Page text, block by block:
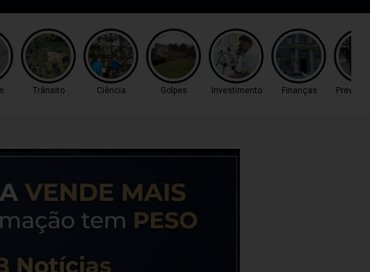
Trânsito Ciência Golpes Investimento Finanças